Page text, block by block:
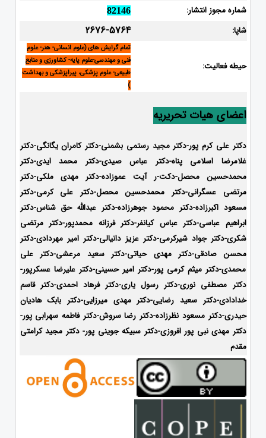
شماره مجوز انتشار: 82146
شاپا: 2676-5764
حیطه فعالیت:
تمام گرایش های (علوم انسانی- هنر- علوم
فنی و مهندسی-علوم پایه- کشاورزی و منابع
طبیعی- علوم پزشکی، پیراپزشکی و بهداشت
)
اعضای هیات تحریریه
دکتر علی کرم پور-دکتر مجید رستمی بشمنی-دکتر کامران یگانگی-دکتر
غلامرضا اسلامی پناه-دکتر عباس صیدی-دکتر محمد ایدی-دکتر
محمدحسین محصل-دکت-ر آیت عموزاده-دکتر مهدی ملکی-دکتر
مرتضی عسگرانی-دکتر محمدحسین محصل-دکتر علی کرمی-دکتر
مسعود اکبرزاده-دکتر محمود جوهرزاده-دکتر عبدالله حق شناس-دکتر
ابراهیم عباسی-دکتر عباس کیانفر-دکتر فرزانه محمدپور-دکتر مرتضی
شکری-دکتر جواد شیرکرمی-دکتر عزیز دانیالی-دکتر امیر مهردادی-دکتر
محسن صادقی-دکتر مهدی حیاتی-دکتر سعید مرعشی-دکتر علی
محمدی-دکتر میثم کرمی پور-دکتر امیر حسینی-دکتر علیرضا عسکرپور-
دکتر مصطفی نوری-دکتر رسول یاری-دکتر فرهاد احمدی-دکتر قاسم
خدادادی-دکتر سعید رضایی-دکتر مهدی میرزایی-دکتر بابک هادیان
حیدری-دکتر مسعود نظرزاده-دکتر رضا سروش-دکتر فاطمه سهرابی پور-
دکتر مهدی نبی پور افروزی-دکتر سبیکه جوینی پور- دکتر مجید کرامتی
مقدم